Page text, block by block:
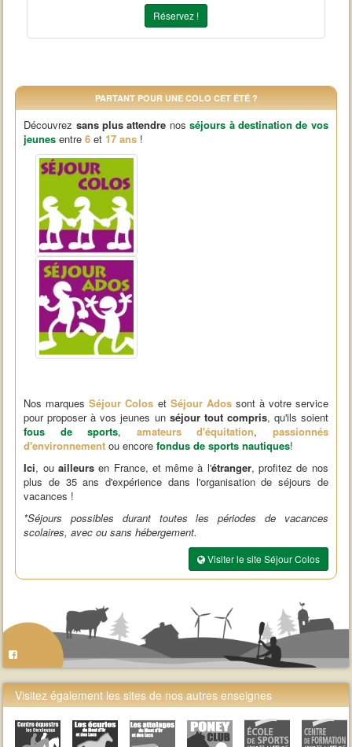
Réservez !
PARTANT POUR UNE COLO CET ÉTÉ ?
Découvrez sans plus attendre nosséjours à destination de vos
jeunes entre6 et 17 ans !
Nos marquesSéjour Colos et Séjour Adossont à votre service
pour proposer à vos jeunes un séjour tout compris, qu'ils soient
fous de sports, amateurs d'équitation, passionnés
d'environnement ou encorefondus de sports nautiques!
Ici, ouailleurs en France, et même à l'étranger, profitez de nos
plus de 35 ans d'expérience dans l'organisation de séjours de
vacances !
*Séjours possibles durant toutes les périodes de vacances
scolaires, avec ou sans hébergement.
Visiter le site Séjour Colos
Visitez également les sites de nos autres enseignes